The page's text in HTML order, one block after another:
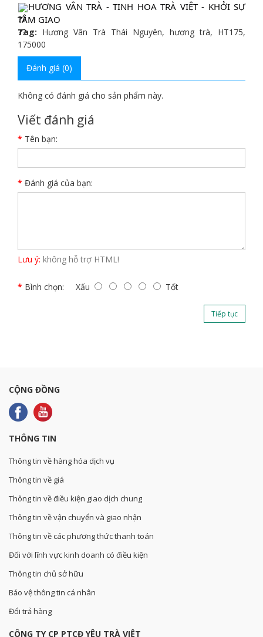
HƯƠNG VÂN TRÀ - TINH HOA TRÀ VIỆT - KHỞI SỰ
TÂM GIAO
Tag: Hương Vân Trà Thái Nguyên, hương trà, HT175,
175000
Đánh giá (0)
Không có đánh giá cho sản phẩm này.
Viết đánh giá
Tên bạn:
Đánh giá của bạn:
Lưu ý: không hỗ trợ HTML!
Bình chọn: Xấu Tốt
Tiếp tục
CỘNG ĐỒNG
THÔNG TIN
Thông tin về hàng hóa dịch vụ
Thông tin về giá
Thông tin về điều kiện giao dịch chung
Thông tin về vận chuyển và giao nhận
Thông tin về các phương thức thanh toán
Đối với lĩnh vực kinh doanh có điều kiện
Thông tin chủ sở hữu
Bảo vệ thông tin cá nhân
Đổi trả hàng
CÔNG TY CP PTCĐ YÊU TRÀ VIỆT